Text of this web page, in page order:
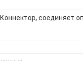
Коннектор, соединяет